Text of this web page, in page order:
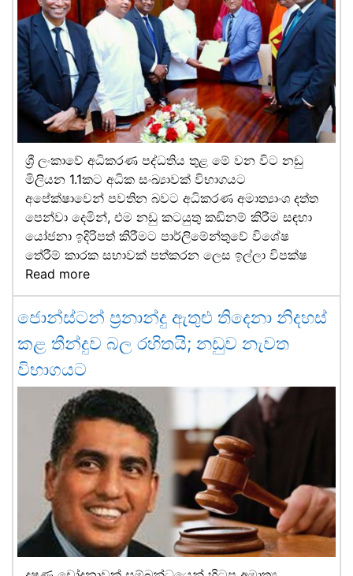
ශ්‍රී ලංකාවේ අධිකරණ පද්ධතිය තුළ මේ වන විට නඩු
මිලියන 1.1කට අධික සංඛ්‍යාවක් විභාගයට
අපේක්ෂාවෙන් පවතින බවට අධිකරණ අමාත්‍යාංශ දත්ත
පෙන්වා දෙමින්, එම නඩු කටයුතු කඩිනම් කිරීම සඳහා
යෝජනා ඉදිරිපත් කිරීමට පාර්ලිමේන්තුවේ විශේෂ
තේරීම් කාරක සභාවක් පත්කරන ලෙස ඉල්ලා විපක්ෂ
Read more
ජොන්ස්ටන් ප්‍රනාන්දු ඇතුළු තිදෙනා නිදහස්
කළ තීන්දුව බල රහිතයි; නඩුව නැවත
විභාගයට